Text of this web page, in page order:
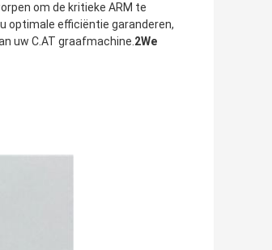
om de kritieke ARM te
optimale efficiëntie garanderen,
uw C.AT graafmachine.2We